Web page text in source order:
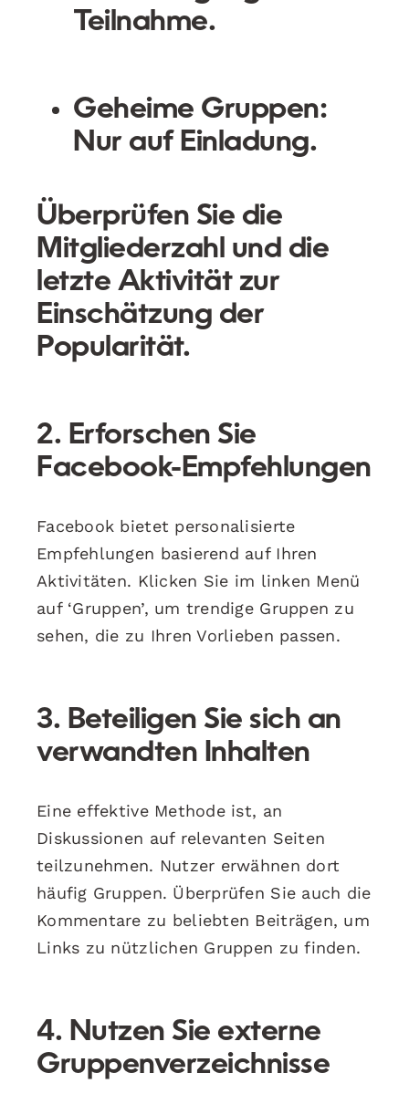
Teilnahme.
Geheime Gruppen:
Nur auf Einladung.
Überprüfen Sie die
Mitgliederzahl und die
letzte Aktivität zur
Einschätzung der
Popularität.
2. Erforschen Sie
Facebook-Empfehlungen
Facebook bietet personalisierte
Empfehlungen basierend auf Ihren
Aktivitäten. Klicken Sie im linken Menü
auf ‘Gruppen’, um trendige Gruppen zu
sehen, die zu Ihren Vorlieben passen.
3. Beteiligen Sie sich an
verwandten Inhalten
Eine effektive Methode ist, an
Diskussionen auf relevanten Seiten
teilzunehmen. Nutzer erwähnen dort
häufig Gruppen. Überprüfen Sie auch die
Kommentare zu beliebten Beiträgen, um
Links zu nützlichen Gruppen zu finden.
4. Nutzen Sie externe
Gruppenverzeichnisse